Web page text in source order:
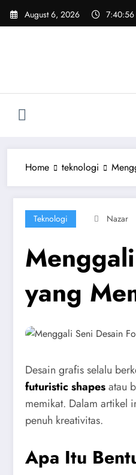
Skip
August 6, 2026 7:40:57
Home teknologi
Teknologi Nazar
yang
Desain grafis selalu
futuristic shapesatau
memikat. Dalam artikel
penuh kreativitas.
Apa Itu